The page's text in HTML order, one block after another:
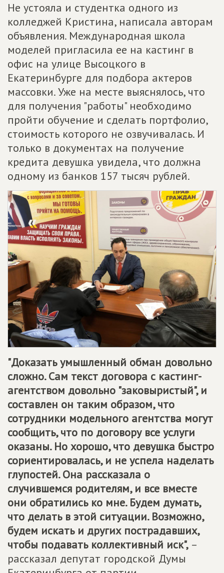
Не устояла и студентка одного из
колледжей Кристина, написала авторам
объявления. Международная школа
моделей пригласила ее на кастинг в
офис на улице Высоцкого в
Екатеринбурге для подбора актеров
массовки. Уже на месте выяснялось, что
для получения "работы" необходимо
пройти обучение и сделать портфолио,
стоимость которого не озвучивалась. И
только в документах на получение
кредита девушка увидела, что должна
одному из банков 157 тысяч рублей.
"Доказать умышленный обман довольно
сложно. Сам текст договора с кастинг-
агентством довольно "заковыристый", и
составлен он таким образом, что
сотрудники модельного агентства могут
сообщить, что по договору все услуги
оказаны. Но хорошо, что девушка быстро
сориентировалась, и не успела наделать
глупостей. Она рассказала о
случившемся родителям, и все вместе
они обратились ко мне. Будем думать,
что делать в этой ситуации. Возможно,
будем искать и других пострадавших,
чтобы подавать коллективный иск", –
рассказал депутат городской Думы